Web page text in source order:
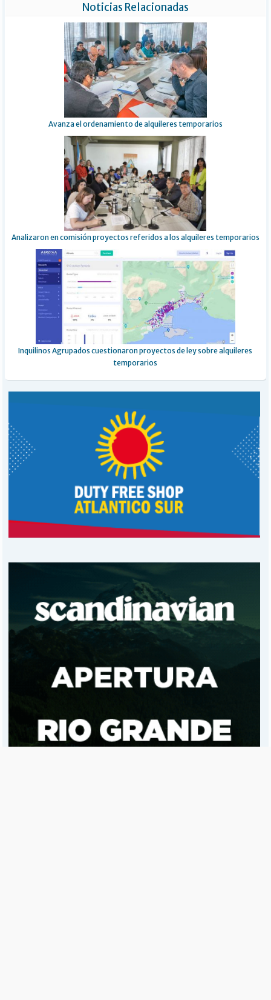
Noticias Relacionadas
Avanza el ordenamiento de alquileres temporarios
Analizaron en comisión proyectos referidos a los alquileres temporarios
Inquilinos Agrupados cuestionaron proyectos de ley sobre alquileres
temporarios